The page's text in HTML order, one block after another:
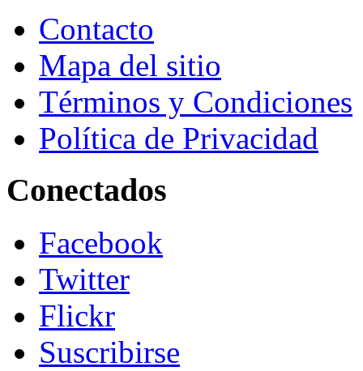
Contacto
Mapa del sitio
Términos y Condiciones
Política de Privacidad
Conectados
Facebook
Twitter
Flickr
Suscribirse